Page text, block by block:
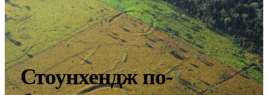
Стоунхендж по-